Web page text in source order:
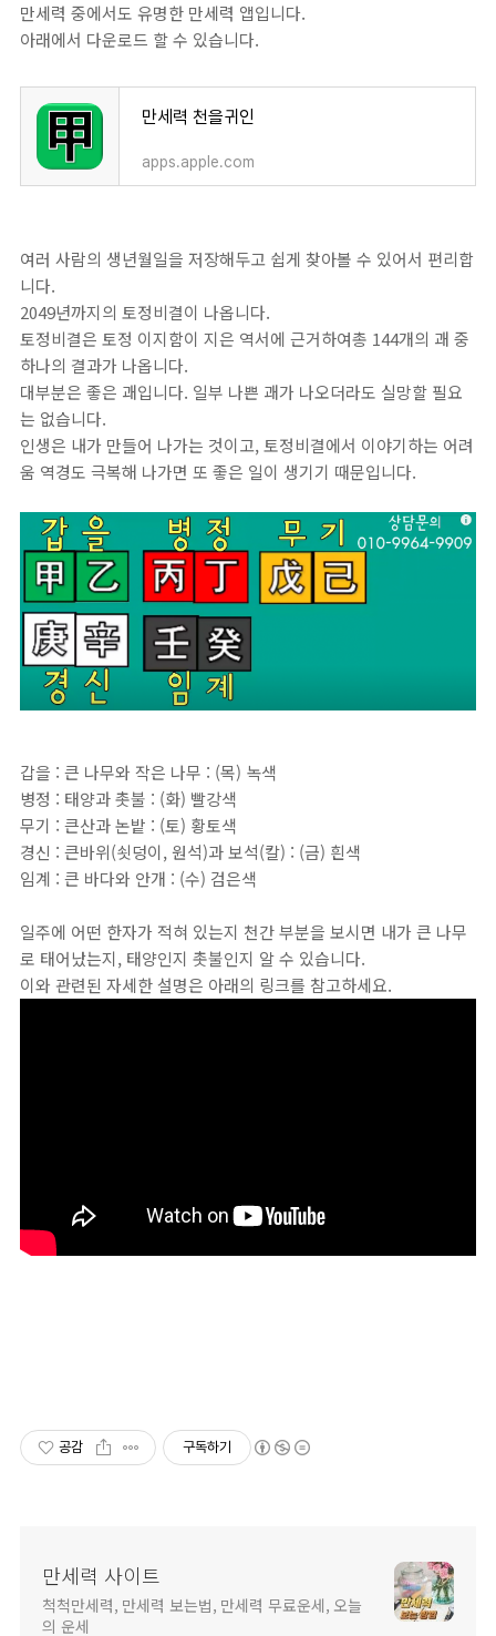
만세력 중에서도 유명한 만세력 앱입니다.
아래에서 다운로드 할 수 있습니다.
‎만세력 천을귀인
apps.apple.com
여러 사람의 생년월일을 저장해두고 쉽게 찾아볼 수 있어서 편리합
니다.
2049년까지의 토정비결이 나옵니다.
토정비결은 토정 이지함이 지은 역서에 근거하여총 144개의 괘 중
하나의 결과가 나옵니다.
대부분은 좋은 괘입니다. 일부 나쁜 괘가 나오더라도 실망할 필요
는 없습니다.
인생은 내가 만들어 나가는 것이고, 토정비결에서 이야기하는 어려
움 역경도 극복해 나가면 또 좋은 일이 생기기 때문입니다.
갑을 : 큰 나무와 작은 나무 : (목) 녹색
병정 : 태양과 촛불 : (화) 빨강색
무기 : 큰산과 논밭 : (토) 황토색
경신 : 큰바위(쇳덩이, 원석)과 보석(칼) : (금) 흰색
임계 : 큰 바다와 안개 : (수) 검은색
일주에 어떤 한자가 적혀 있는지 천간 부분을 보시면 내가 큰 나무
로 태어났는지, 태양인지 촛불인지 알 수 있습니다.
이와 관련된 자세한 설명은 아래의 링크를 참고하세요.
공감 구독하기
만세력 사이트
척척만세력, 만세력 보는법, 만세력 무료운세, 오늘
의 운세